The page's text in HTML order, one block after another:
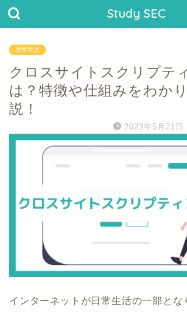
Study SEC
攻撃手法
クロスサイトスクリプテ
は？特徴や仕組みをわか
説！
2023年5月21日
インターネットが日常生活の一部とな